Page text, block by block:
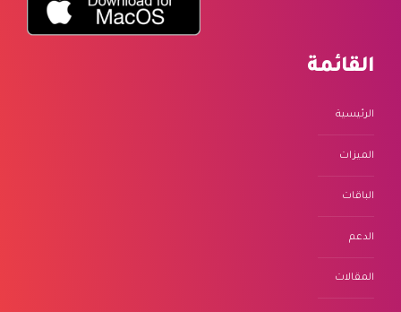
القائمة
الرئيسية
الميزات
الباقات
الدعم
المقالات